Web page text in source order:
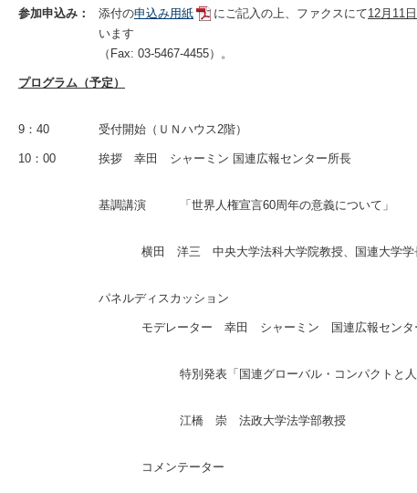
参加申込み： 添付の申込み用紙 にご記入の上、ファクスにて12月11
います
（Fax: 03-5467-4455）。
プログラム（予定）
9：40 受付開始（ＵＮハウス2階）
10：00 挨拶 幸田 シャーミン 国連広報センター所長
基調講演 「世界人権宣言60周年の意義について」
横田 洋三 中央大学法科大学院教授、国連大学学
パネルディスカッション
モデレーター 幸田 シャーミン 国連広報センタ
特別発表「国連グローバル・コンパクトと人
江橋 崇 法政大学法学部教授
コメンテーター